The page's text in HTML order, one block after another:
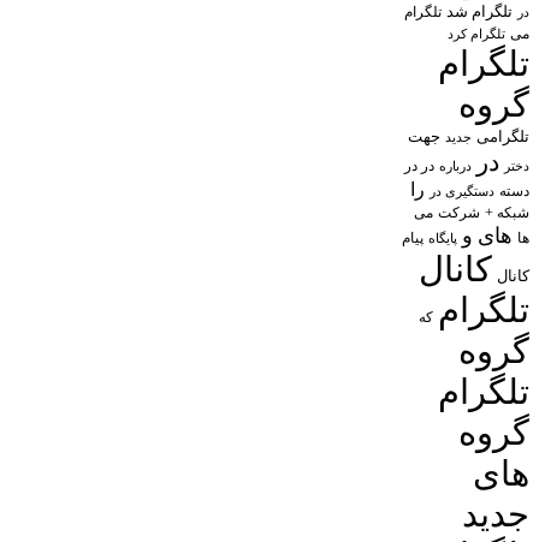
در تلگرام شد تلگرام
می تلگرام کرد
تلگرام
گروه
تلگرامی جدید جهت
دختر در درباره در در
دسته دستگیری در را
شبکه + شرکت می
ها های و پایگاه پیام
کانال کانال
تلگرام که
گروه
تلگرام
گروه
های
جدید